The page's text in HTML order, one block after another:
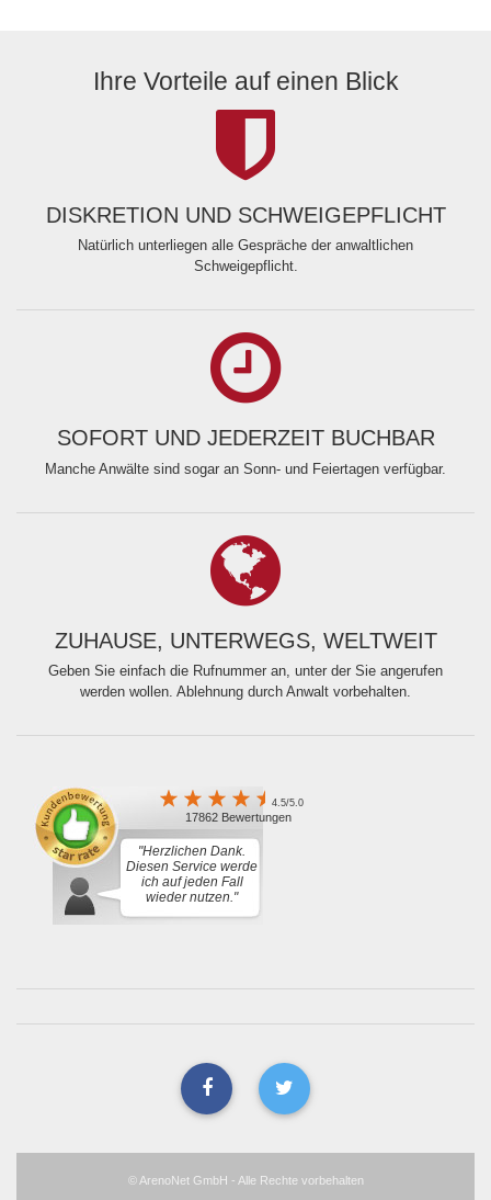
Ihre Vorteile auf einen Blick
DISKRETION UND SCHWEIGEPFLICHT
Natürlich unterliegen alle Gespräche der anwaltlichen
Schweigepflicht.
SOFORT UND JEDERZEIT BUCHBAR
Manche Anwälte sind sogar an Sonn- und Feiertagen verfügbar.
ZUHAUSE, UNTERWEGS, WELTWEIT
Geben Sie einfach die Rufnummer an, unter der Sie angerufen
werden wollen. Ablehnung durch Anwalt vorbehalten.
4.5/5.0
17862 Bewertungen
"Herzlichen Dank.
Diesen Service werde
ich auf jeden Fall
wieder nutzen."
© ArenoNet GmbH - Alle Rechte vorbehalten